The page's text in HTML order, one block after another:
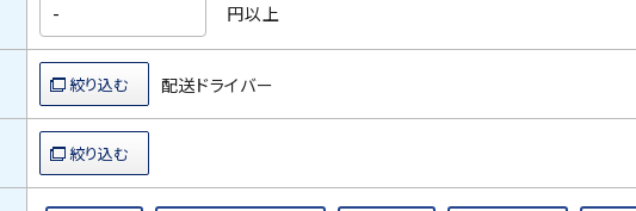
円以上
配送ドライバー